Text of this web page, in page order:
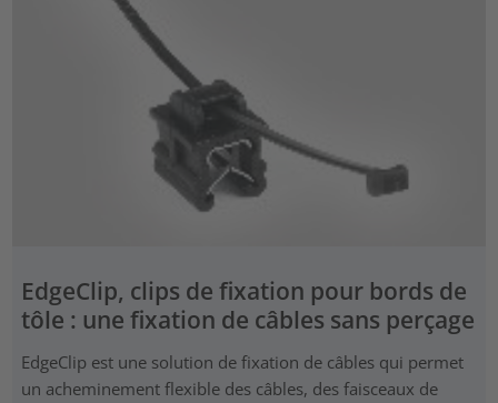
EdgeClip, clips de fixation pour bords de
tôle : une fixation de câbles sans perçage
EdgeClip est une solution de fixation de câbles qui permet
un acheminement flexible des câbles, des faisceaux de